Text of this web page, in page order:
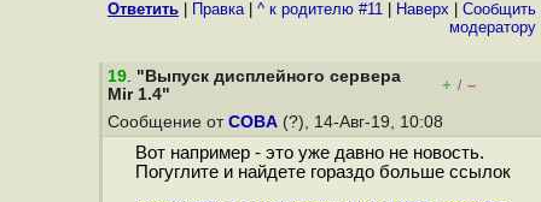
Ответить Правка| ^ к родителю #11 Наверх
Cообщить
модератору
19. "Выпуск дисплейного сервера
Mir 1.4"
+ / –
Сообщение от COBA (?), 14-Авг-19, 10:08
Вот например - это уже давно не новость.
Погуглите и найдете гораздо больше ссылок